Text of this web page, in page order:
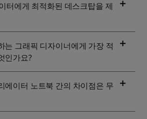
터에게 최적화된 데스크탑을 제
는 그래픽 디자이너에게 가장 적
인가요?
에이터 노트북 간의 차이점은 무